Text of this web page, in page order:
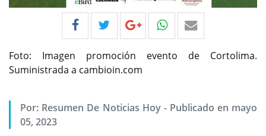
Foto: Imagen promoción evento de Cortolima.
Suministrada a cambioin.com
Por: Resumen De Noticias Hoy- Publicado en mayo
05, 2023